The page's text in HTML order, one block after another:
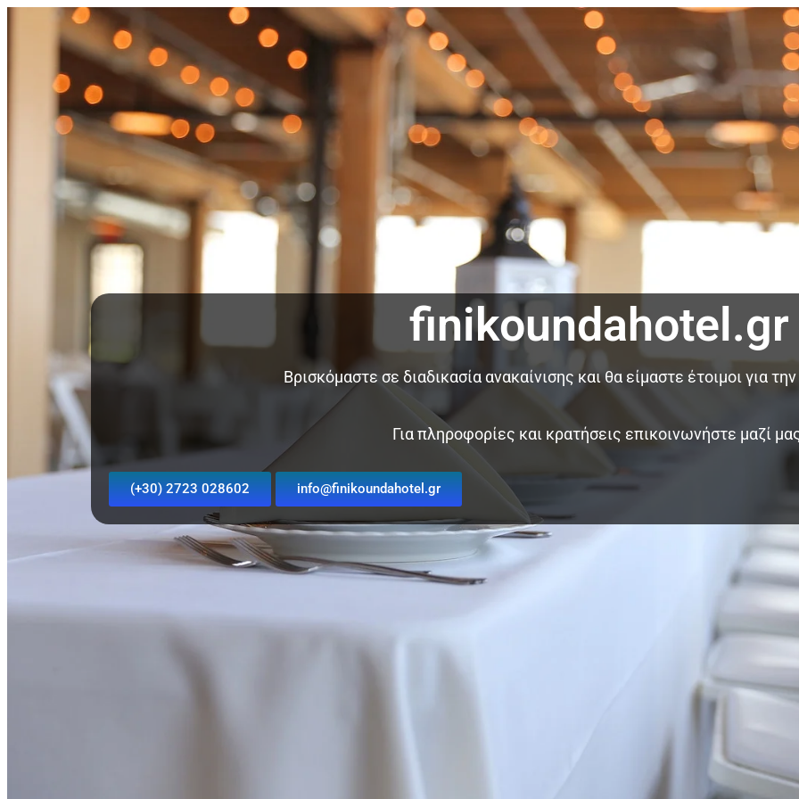
finikoundahotel.gr
Βρισκόμαστε σε διαδικασία ανακαίνισης και θα είμαστε έτοιμοι για
Για πληροφορίες και κρατήσεις επικοινωνήστε μαζί
(+30) 2723 028602 info@finikoundahotel.gr